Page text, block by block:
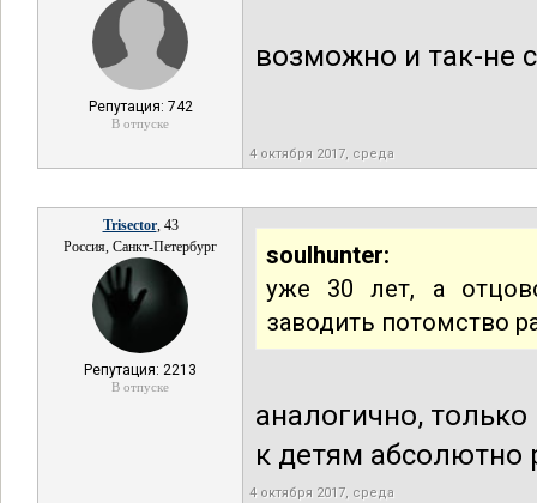
Репутация: 742
В отпуске
возможно и так-не
4 октября 2017, среда
Trisector, 43
Россия, Санкт-Петербург
Репутация: 2213
В отпуске
soulhunter:
уже 30 лет, а
заводить потомство
аналогично,
к детям абсолютно
4 октября 2017, среда